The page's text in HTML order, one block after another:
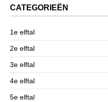
CATEGORIEËN
1e elftal
2e elftal
3e elftal
4e elftal
5e elftal